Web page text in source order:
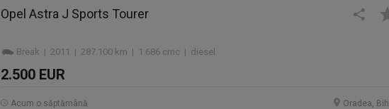
Opel Astra J Sports Tourer
Break | 2011 | 287.100 km | 1.686 cmc | diesel
2.500 EUR
Oradea,
Acum o săptămână